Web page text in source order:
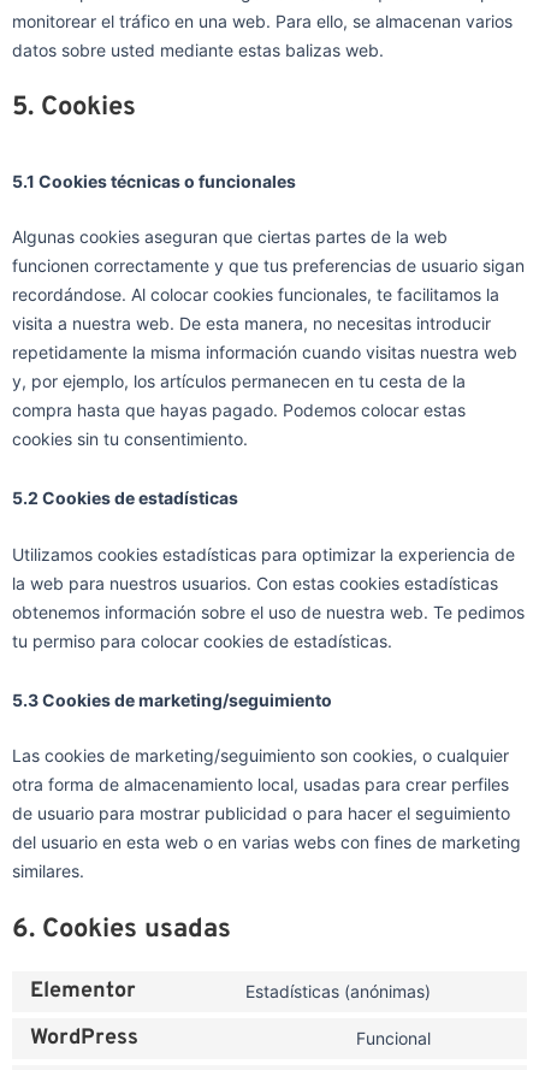
monitorear el tráfico en una web. Para ello, se almacenan varios
datos sobre usted mediante estas balizas web.
5. Cookies
5.1 Cookies técnicas o funcionales
Algunas cookies aseguran que ciertas partes de la web
funcionen correctamente y que tus preferencias de usuario sigan
recordándose. Al colocar cookies funcionales, te facilitamos la
visita a nuestra web. De esta manera, no necesitas introducir
repetidamente la misma información cuando visitas nuestra web
y, por ejemplo, los artículos permanecen en tu cesta de la
compra hasta que hayas pagado. Podemos colocar estas
cookies sin tu consentimiento.
5.2 Cookies de estadísticas
Utilizamos cookies estadísticas para optimizar la experiencia de
la web para nuestros usuarios. Con estas cookies estadísticas
obtenemos información sobre el uso de nuestra web. Te pedimos
tu permiso para colocar cookies de estadísticas.
5.3 Cookies de marketing/seguimiento
Las cookies de marketing/seguimiento son cookies, o cualquier
otra forma de almacenamiento local, usadas para crear perfiles
de usuario para mostrar publicidad o para hacer el seguimiento
del usuario en esta web o en varias webs con fines de marketing
similares.
6. Cookies usadas
Elementor Estadísticas (anónimas)
WordPress Funcional